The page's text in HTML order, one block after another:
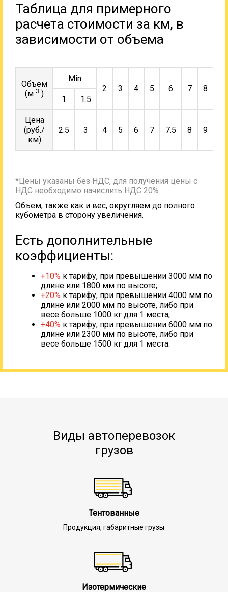
Таблица для примерного
расчета стоимости за км, в
зависимости от объема
Объем
(м 3 )
Min
2
3 4 5 6 7 8
1
1.5
Цена
(руб./
км)
2.5 3 4 5 6 7 7.5 8 9
*Цены указаны без НДС, для получения цены с
НДС необходимо начислить НДС 20%
Объем, также как и вес, округляем до полного
кубометра в сторону увеличения.
Есть дополнительные
коэффициенты:
+10% к тарифу, при превышении 3000 мм по
длине или 1800 мм по высоте;
+20% к тарифу, при превышении 4000 мм по
длине или 2000 мм по высоте, либо при
весе больше 1000 кг для 1 места;
+40% к тарифу, при превышении 6000 мм по
длине или 2300 мм по высоте, либо при
весе больше 1500 кг для 1 места.
Виды автоперевозок
грузов
Тентованные
Продукция, габаритные грузы
Изотермические